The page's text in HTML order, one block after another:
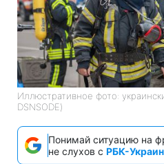
Иллюстративное фото:
DSNSODE)
Понимай ситуацию на
не слухов с РБК-